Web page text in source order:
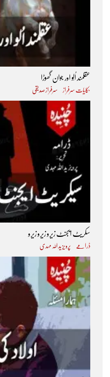
عقلمند اُلّو اور جوان گھوڑا
حکایات سرفراز سرفراز صدیقی
سکریٹ ایجنٹ زیرو زیرو زیرو
ڈرامے پرویز ید اللہ مہدی